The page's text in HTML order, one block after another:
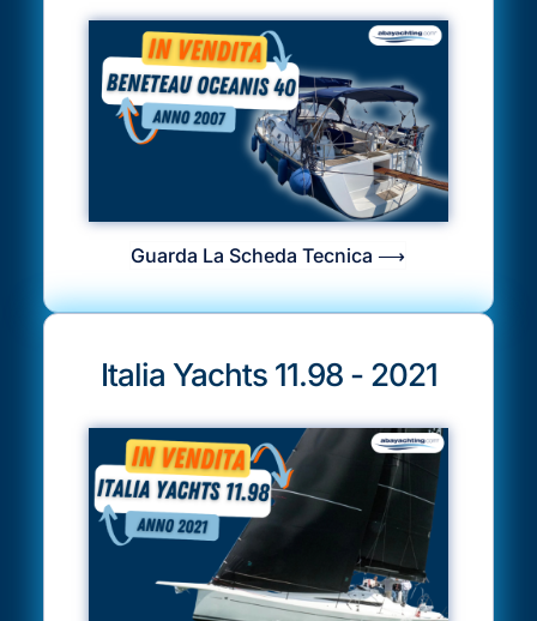
Guarda La Scheda Tecnica ⟶
Italia Yachts 11.98 - 2021